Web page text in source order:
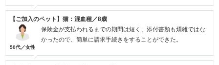
【ご加入のペット】猫：混血種／8歳
50代／女性
保険金が支払われるまでの期間は短く、添付書類も煩雑ではな
かったので、簡単に請求手続きをすることができた。